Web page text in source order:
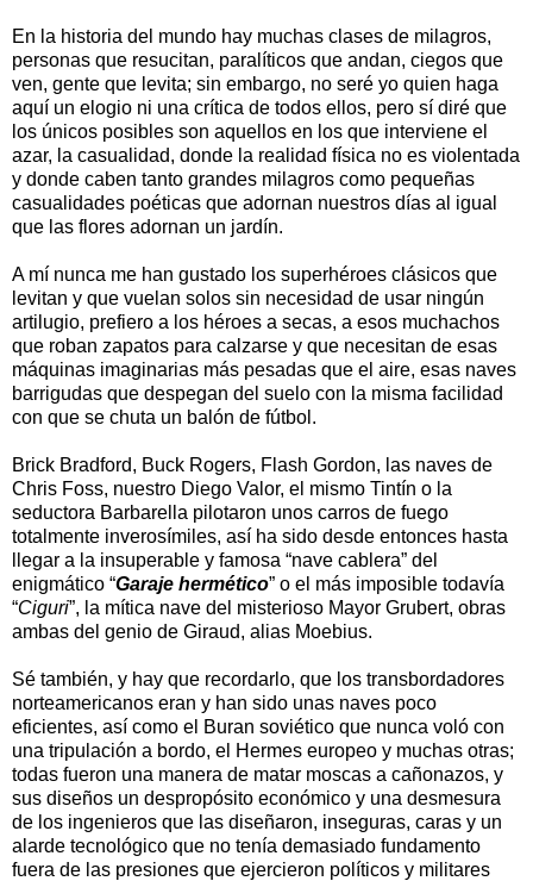
En la historia del mundo hay muchas clases de milagros,
personas que resucitan, paralíticos que andan, ciegos que
ven, gente que levita; sin embargo, no seré yo quien haga
aquí un elogio ni una crítica de todos ellos, pero sí diré que
los únicos posibles son aquellos en los que interviene el
azar, la casualidad, donde la realidad física no es violentada
y donde caben tanto grandes milagros como pequeñas
casualidades poéticas que adornan nuestros días al igual
que las flores adornan un jardín.
A mí nunca me han gustado los superhéroes clásicos que
levitan y que vuelan solos sin necesidad de usar ningún
artilugio, prefiero a los héroes a secas, a esos muchachos
que roban zapatos para calzarse y que necesitan de esas
máquinas imaginarias más pesadas que el aire, esas naves
barrigudas que despegan del suelo con la misma facilidad
con que se chuta un balón de fútbol.
Brick Bradford, Buck Rogers, Flash Gordon, las naves de
Chris Foss, nuestro Diego Valor, el mismo Tintín o la
seductora Barbarella pilotaron unos carros de fuego
totalmente inverosímiles, así ha sido desde entonces hasta
llegar a la insuperable y famosa “nave cablera” del
enigmático “Garaje hermético” o el más imposible todavía
“Ciguri”, la mítica nave del misterioso Mayor Grubert, obras
ambas del genio de Giraud, alias Moebius.
Sé también, y hay que recordarlo, que los transbordadores
norteamericanos eran y han sido unas naves poco
eficientes, así como el Buran soviético que nunca voló con
una tripulación a bordo, el Hermes europeo y muchas otras;
todas fueron una manera de matar moscas a cañonazos, y
sus diseños un despropósito económico y una desmesura
de los ingenieros que las diseñaron, inseguras, caras y un
alarde tecnológico que no tenía demasiado fundamento
fuera de las presiones que ejercieron políticos y militares